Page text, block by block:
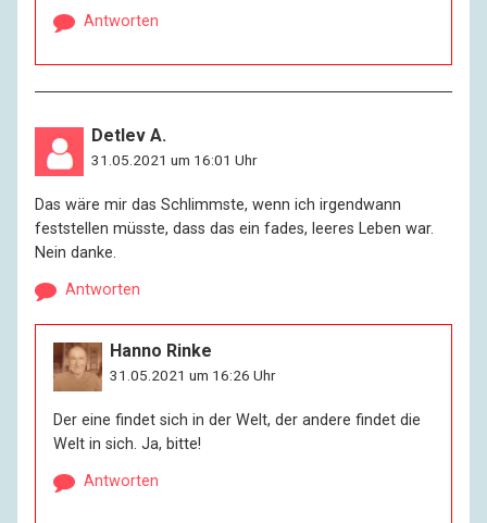
Alles war verboten, alles geschah trotzdem. Es war
gefährlich, aber ein besonderer Kitzel war das nicht für
mich. Ich habe nie Hürden gebraucht, um springen zu
darüber ist so viel schon gesprochen worden – ich
glaube nicht, dass die Welt darauf wartet, meinen
Kommentar zu dem Thema zu hören.
R: Sie waren auch nicht betroffen.
I:
Ich bin immer noch betroffen, aber ich bin nicht
nun nicht. Wie alt ich Ihnen auch erscheinen mag.
unergiebig bin?
Antworten
Detlev A.
31.05.2021 um 16:01 Uhr
Das wäre mir das Schlimmste, wenn ich irgendwann
feststellen müsste, dass das ein fades, leeres Leben war.
Nein danke.
Antworten
Hanno Rinke
31.05.2021 um 16:26 Uhr
Der eine findet sich in der Welt, der andere findet die
Welt in sich. Ja, bitte!
Antworten